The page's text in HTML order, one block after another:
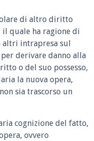
di altro diritto
il quale ha ragione di
altri intrapresa sul
derivare danno alla
o del suo possesso,
la nuova opera,
sia trascorso un
cognizione del fatto,
ovvero